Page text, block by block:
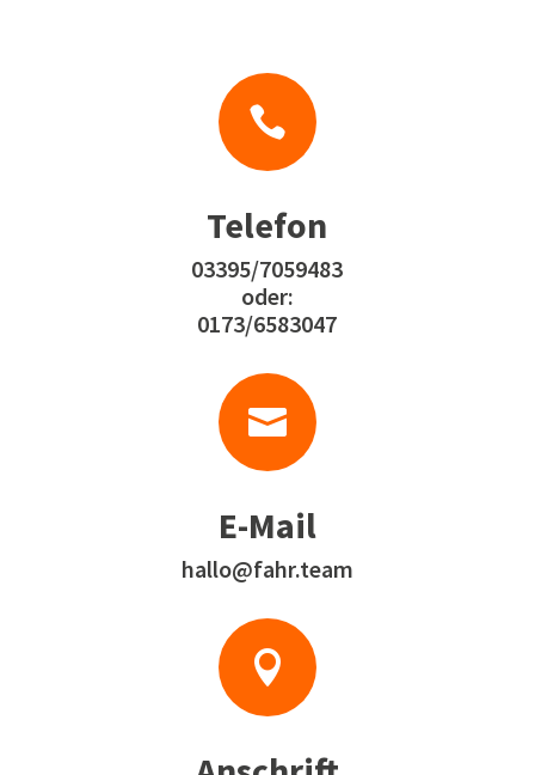

Telefon
03395/7059483
oder:
0173/6583047

E-Mail
hallo@fahr.team
